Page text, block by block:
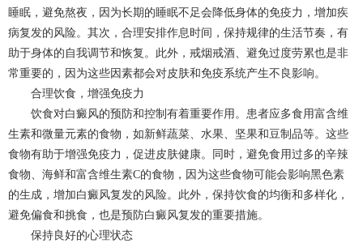
睡眠，避免熬夜，因为长期的睡眠不足会降低身体的免疫力，增加疾
病复发的风险。其次，合理安排作息时间，保持规律的生活节奏，有
助于身体的自我调节和恢复。此外，戒烟戒酒、避免过度劳累也是非
常重要的，因为这些因素都会对皮肤和免疫系统产生不良影响。
合理饮食，增强免疫力
饮食对白癜风的预防和控制有着重要作用。患者应多食用富含维
生素和微量元素的食物，如新鲜蔬菜、水果、坚果和豆制品等。这些
食物有助于增强免疫力，促进皮肤健康。同时，避免食用过多的辛辣
食物、海鲜和富含维生素C的食物，因为这些食物可能会影响黑色素
的生成，增加白癜风复发的风险。此外，保持饮食的均衡和多样化，
避免偏食和挑食，也是预防白癜风复发的重要措施。
保持良好的心理状态